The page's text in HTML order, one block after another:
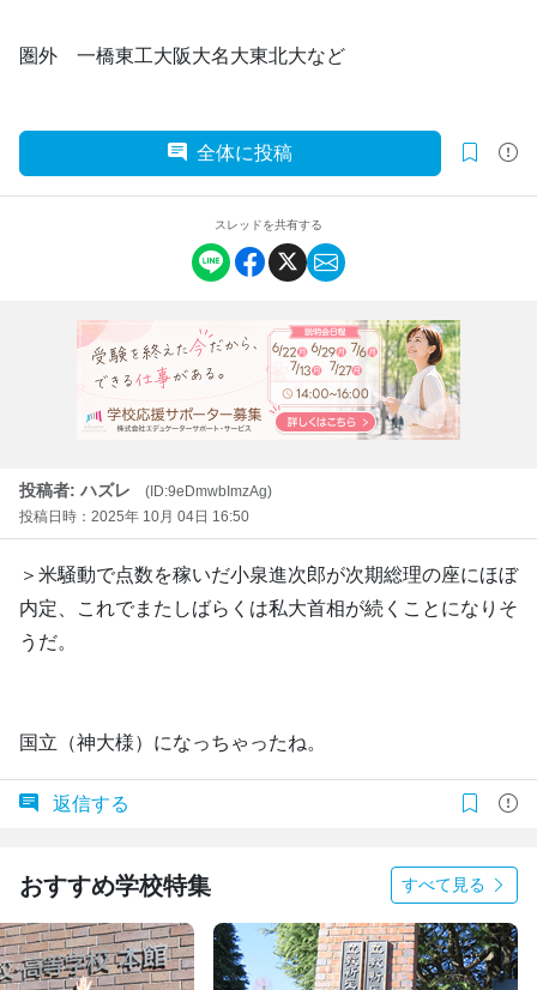
圏外 一橋東工大阪大名大東北大など
全体に投稿
スレッドを共有する
投稿者: ハズレ
(ID:9eDmwbImzAg)
投稿日時：2025年 10月 04日 16:50
＞米騒動で点数を稼いだ小泉進次郎が次期総理の座にほぼ
内定、これでまたしばらくは私大首相が続くことになりそ
うだ。
国立（神大様）になっちゃったね。
返信する
おすすめ学校特集 すべて見る